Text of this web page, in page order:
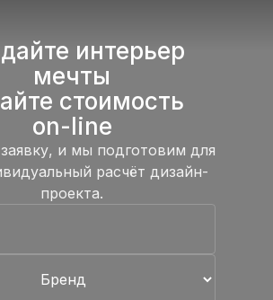
интерьер
мечты
стоимость
on-line
и мы подготовим для
расчёт дизайн-
проекта.